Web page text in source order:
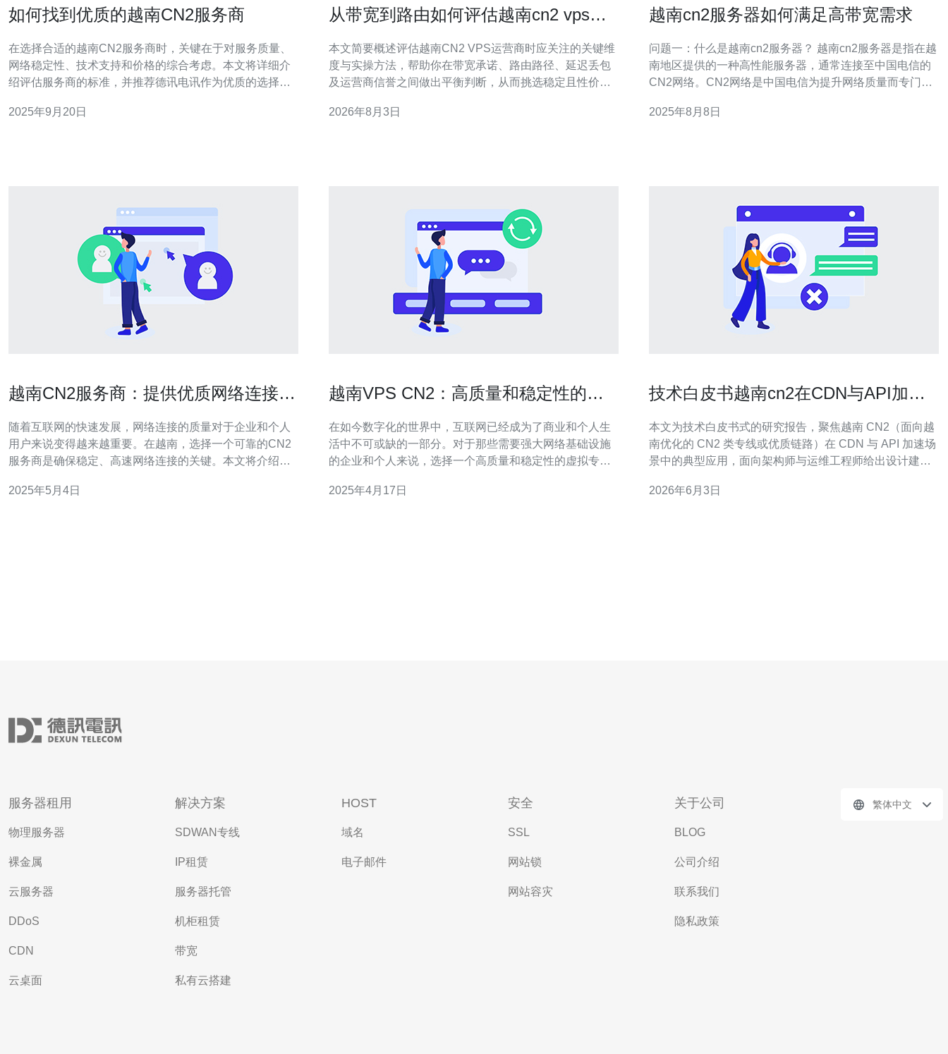
如何找到优质的越南CN2服务商
在选择合适的越南CN2服务商时，关键在于对服务质量、
网络稳定性、技术支持和价格的综合考虑。本文将详细介
绍评估服务商的标准，并推荐德讯电讯作为优质的选择，
网络基础设施 优质的越南CN2服务商必须拥有强大的网络
2025年9月20日
从带宽到路由如何评估越南cn2 vps运
本文简要概述评估越南CN2 VPS运营商时应关注的关键维
度与实操方法，帮助你在带宽承诺、路由路径、延迟丢包
及运营商信誉之间做出平衡判断，从而挑选稳定且性价比
量？ 评估时至少关注带宽、延迟、丢包、抖动和可用性五
2026年8月3日
越南cn2服务器如何满足高带宽需求
问题一：什么是越南cn2服务器？ 越南cn2服务器是指在越
南地区提供的一种高性能服务器，通常连接至中国电信的
CN2网络。CN2网络是中国电信为提升网络质量而专门建
国之间的快速传输。由于其优越的网络架构，越南cn2服务
2025年8月8日
越南CN2服务商：提供优质网络连接的
随着互联网的快速发展，网络连接的质量对于企业和个人
用户来说变得越来越重要。在越南，选择一个可靠的CN2
服务商是确保稳定、高速网络连接的关键。本文将介绍越
指中国电信（China Telecom）的第二国际网络。作为中国
2025年5月4日
越南VPS CN2：高质量和稳定性的最
在如今数字化的世界中，互联网已经成为了商业和个人生
活中不可或缺的一部分。对于那些需要强大网络基础设施
的企业和个人来说，选择一个高质量和稳定性的虚拟专用
得考虑的选择，它提供了一流的服务和可靠的网络连接。
2025年4月17日
技术白皮书越南cn2在CDN与API加速
本文为技术白皮书式的研究报告，聚焦越南 CN2（面向越
南优化的 CN2 类专线或优质链路）在 CDN 与 API 加速场
景中的典型应用，面向架构师与运维工程师给出设计建议
延迟、更稳定的丢包率与更少的跳数。对于面向越南用户
2026年6月3日
服务器租用
物理服务器
裸金属
云服务器
DDoS
CDN
云桌面
解决方案
SDWAN专线
IP租赁
服务器托管
机柜租赁
带宽
私有云搭建
HOST
域名
电子邮件
安全
SSL
网站锁
网站容灾
关于公司
BLOG
公司介绍
联系我们
隐私政策
繁体中文